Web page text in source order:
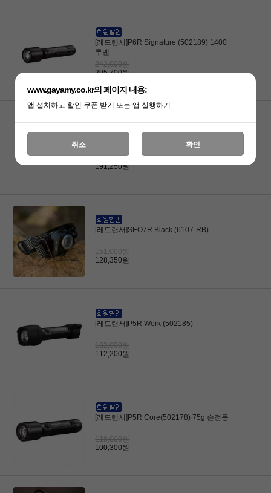
[레드랜서]P6R Signature (502189) 1400
루멘
242,000원
205,700원
[레드랜서]P7R Work (502187) 1200루멘
225,000원
191,250원
[레드랜서]SEO7R Black (6107-RB)
151,000원
128,350원
[레드랜서]P5R Work (502185)
132,000원
112,200원
[레드랜서]P5R Core(502178) 75g 손전등
118,000원
100,300원
www.gayamy.co.kr의 페이지 내용:
앱 설치하고 할인 쿠폰 받기 또는 앱 실행하기
취소 확인